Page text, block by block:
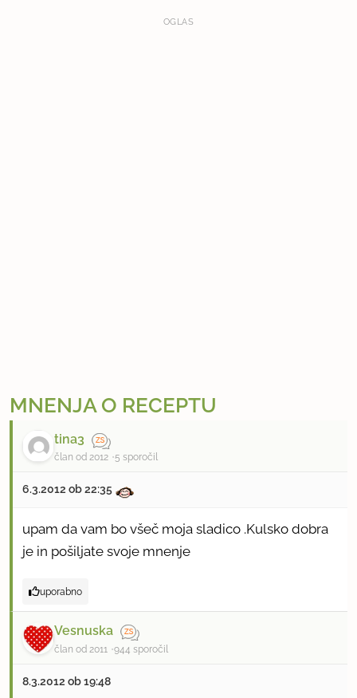
OGLAS
MNENJA O RECEPTU
tina3
član od 2012 5 sporočil
6.3.2012 ob 22:35
upam da vam bo všeč moja sladico .Kulsko dobra
je in pošiljate svoje mnenje
uporabno
Vesnuska
član od 2011 944 sporočil
8.3.2012 ob 19:48